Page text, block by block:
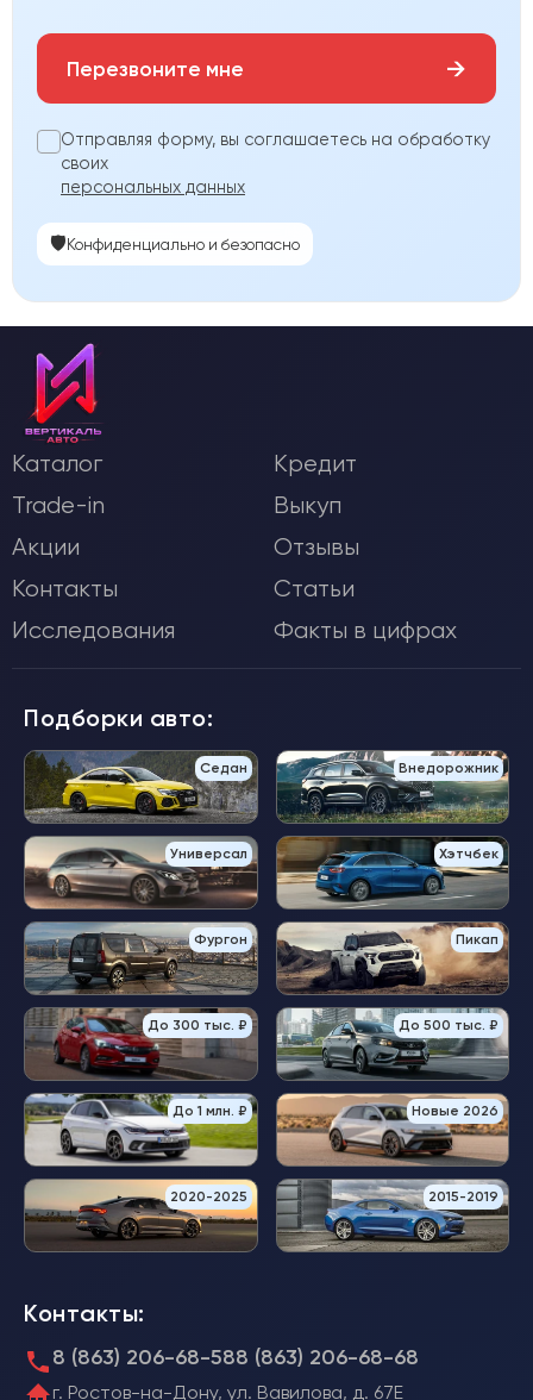
Перезвоните мне →
Отправляя форму, вы соглашаетесь на обработку
своих
персональных данных
🛡️Конфиденциально и безопасно
Каталог
Кредит
Trade-in
Выкуп
Акции
Отзывы
Контакты
Статьи
Исследования
Факты в цифрах
Подборки авто:
Седан Внедорожник
Универсал Хэтчбек
Фургон Пикап
До 300 тыс. ₽ До 500 тыс. ₽
До 1 млн. ₽ Новые 2026
2020-2025 2015-2019
Контакты:
8 (863) 206-68-588 (863) 206-68-68
г. Ростов-на-Дону, ул. Вавилова, д. 67Е